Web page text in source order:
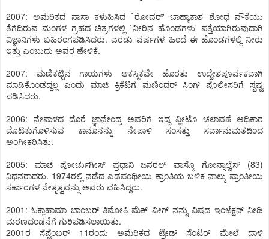
2007: ಅಮೆರಿಕದ ನಾಸಾ ಕಳುಹಿಸಿದ `ರೋವರ್' ಬಾಹ್ಯಾಕಾಶ ಶೋಧ ನೌಕೆಯು
ತೆಗೆದಿರುವ ಮಂಗಳ ಗ್ರಹದ ಚಿತ್ರಗಳಲ್ಲಿ `ನೀರಿನ ಹೊಂಡಗಳು' ಪತ್ತೆಯಾಗಿರುವುದಾಗಿ
ವಿಜ್ಞಾನಿಗಳು ಬಹಿರಂಗಪಡಿಸಿದರು. ಎರಡು ವರ್ಷಗಳ ಹಿಂದೆ ಈ ಹೊಂಡಗಳಲ್ಲಿ ನೀರು
ಇತ್ತು ಎಂಬುದು ಅವರ ಹೇಳಿಕೆ.
2007: ಮಣಿಕಟ್ಟಿನ ಗಾಯಗಳು ಆಕಸ್ಮಿಕವೇ ಹೊರತು ಉದ್ದೇಶಪೂರ್ವಕವಾಗಿ
ಮಾಡಿಕೊಂಡದ್ದಲ್ಲ ಎಂದು ಮಾಜಿ ಕ್ರಿಕೆಟಿಗ ಮಣಿಂದರ್ ಸಿಂಗ್ ಪೊಲೀಸರಿಗೆ ಸ್ಪಷ್ಟ
ಪಡಿಸಿದರು.
2006: ನೇಪಾಳದ ದೊರೆ ಜ್ಞಾನೇಂದ್ರ ಅವರಿಗೆ ಇದ್ದ ವ್ಹೀಟೊ ಚಲಾವಣೆ ಅಧಿಕಾರ
ಮೊಟಕುಗೊಳಿಸುವ ಕಾನೂನನ್ನು ನೇಪಾಳಿ ಸಂಸತ್ತು ಸರ್ವಾನುಮತದಿಂದ
ಅಂಗೀಕರಿಸಿತು.
2005: ಮಾಜಿ ಪೋರ್ಚುಗೀಸ್ ಪ್ರಧಾನಿ ಜನರಲ್ ವಾಸ್ಕೊ ಗೋನ್ಸಾಲ್ವೆಸ್ (83)
ನಿಧನರಾದರು. 1974ರಲ್ಲಿ ನಡೆದ ಎಡಪಂಥೀಯ ಕ್ರಾಂತಿಯ ಬಳಿಕ ನಾಲ್ಕು ಪ್ರಾಂತೀಯ
ಸರ್ಕಾರಗಳ ನೇತೃತ್ವವನ್ನು ಅವರು ವಹಿಸಿದ್ದರು.
2001: ಓಕ್ಲಾಹಾಮಾ ಬಾಂಬರ್ ತಿಮೋತಿ ಮೆಕ್ ವೀಗ್ ನನ್ನು ವಿಷದ ಇಂಜೆಕ್ಷನ್ ನೀಡಿ
ಮರಣದಂಡನೆಗೆ ಗುರಿಪಡಿಸಲಾಯಿತು.
2001ರ ಸೆಪ್ಟೆಂಬರ್ 11ರಂದು ಅಮೆರಿಕದ ಟ್ರೇಡ್ ಸೆಂಟರ್ ಮೇಲೆ ದಾಳಿ